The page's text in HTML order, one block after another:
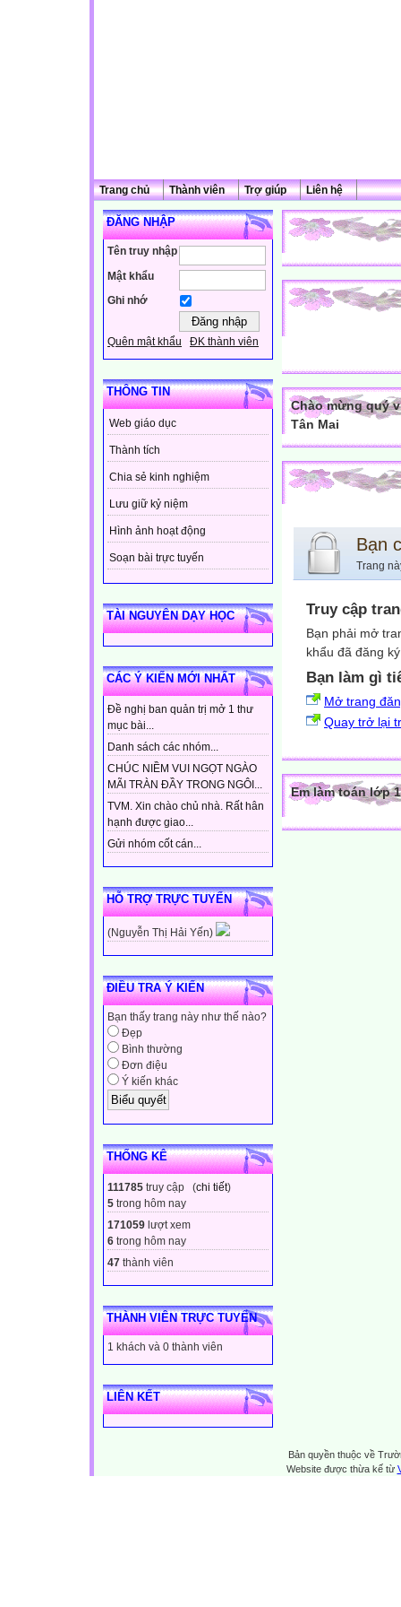
Trang chủ Thành viên Trợ giúp Liên hệ
ĐĂNG NHẬP
Tên truy nhập
Mật khẩu
Ghi nhớ
Quên mật khẩu ĐK thành viên
THÔNG TIN
Web giáo dục
Thành tích
Chia sẻ kinh nghiệm
Lưu giữ kỷ niệm
Hình ảnh hoạt động
Soạn bài trực tuyến
TÀI NGUYÊN DẠY HỌC
CÁC Ý KIẾN MỚI NHẤT
Đề nghị ban quản trị mở 1 thư
mục bài...
Danh sách các nhóm...
CHÚC NIỀM VUI NGỌT NGÀO
MÃI TRÀN ĐẦY TRONG NGÔI...
TVM. Xin chào chủ nhà. Rất hân
hạnh được giao...
Gửi nhóm cốt cán...
HỖ TRỢ TRỰC TUYẾN
(Nguyễn Thị Hải Yến)
ĐIỀU TRA Ý KIẾN
Bạn thấy trang này như thế nào?
Đẹp
Bình thường
Đơn điệu
Ý kiến khác
THỐNG KÊ
111785 truy cập (chi tiết)
5 trong hôm nay
171059 lượt xem
6 trong hôm nay
47 thành viên
THÀNH VIÊN TRỰC TUYẾN
1 khách và 0 thành viên
LIÊN KẾT
Chào mừng quý
Tân Mai
Bạn
Trang
Truy cập
Bạn phải mở
khẩu đã đăng
Bạn làm gì
Mở trang
Quay trở lại
Em làm toán lớp 1
Bản quyền thuộc về
Website được thừa kế từ